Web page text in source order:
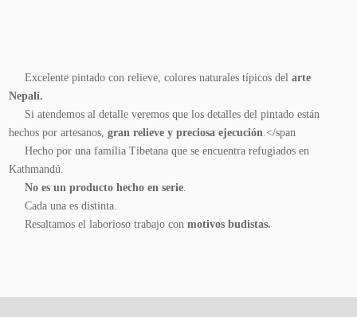
Excelente pintado con relieve, colores naturales típicos delarte
Nepalí.
Si atendemos al detalle veremos que los detalles del pintado están
hechos por artesanos, gran relieve y preciosa ejecución.</span
Hecho por una família Tibetana que se encuentra refugiados en
Kathmandú.
No es un producto hecho en serie.
Cada una es distinta.
Resaltamos el laborioso trabajo conmotivos budistas.